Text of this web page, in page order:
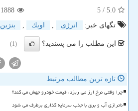
5.0
/ 5
1888
تگهای خبر:
انرژی , اوپك , بنزین
این مطلب را می پسندید؟ (1)
تازه ترین مطالب مرتبط
چرا وقتی نرخ ارز می ریزد، قیمت خودرو جهش می کند؟
ناترازی آب و برق با جذب سرمایه گذاری برطرف می شود